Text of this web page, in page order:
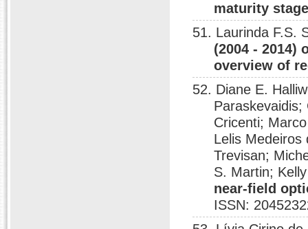
maturity
51. Laurinda F.S.
(2004 - 2014)
overview of
52. Diane E.
Cricenti;
Lelis Medeiros
Trevisan;
S. Martin;
near-field
ISSN: